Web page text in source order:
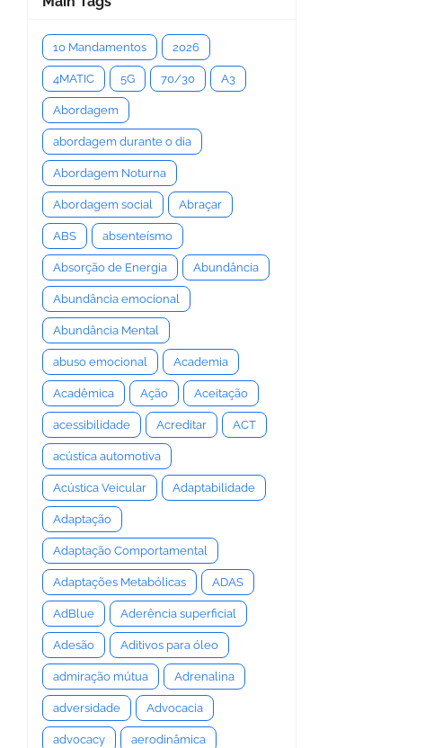
10 Mandamentos 2026
4MATIC 5G 70/30 A3
Abordagem
abordagem durante o dia
Abordagem Noturna
Abordagem social Abraçar
ABS absenteísmo
Absorção de Energia Abundância
Abundância emocional
Abundância Mental
abuso emocional Academia
Acadêmica Ação Aceitação
acessibilidade Acreditar ACT
acústica automotiva
Acústica Veicular Adaptabilidade
Adaptação
Adaptação Comportamental
Adaptações Metabólicas ADAS
AdBlue Aderência superficial
Adesão Aditivos para óleo
admiração mútua Adrenalina
adversidade Advocacia
advocacy aerodinâmica